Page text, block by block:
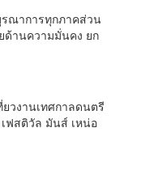
ณาการทุกภาคส่วน
ด้านความมั่นคง ยก
ชญากรรมทาง
วงานเทศกาลดนตรี
ฟสติวัล มันส์ เหน่อ